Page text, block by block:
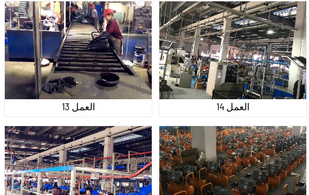
العمل 13 العمل 14